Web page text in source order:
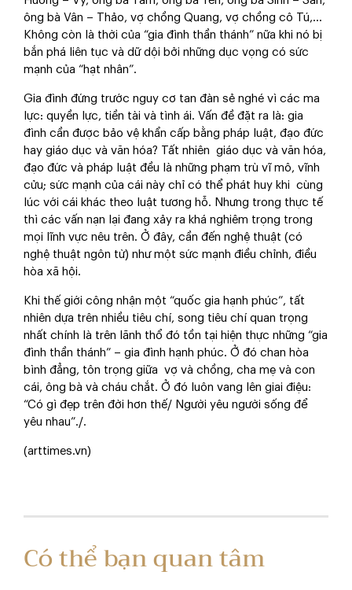
ông bà Vân – Thảo, vợ chồng Quang, vợ chồng cô Tú,...
Không còn là thời của “gia đình thần thánh” nữa khi nó bị
bắn phá liên tục và dữ dội bởi những dục vọng có sức
mạnh của “hạt nhân”.
Gia đình đứng trước nguy cơ tan đàn sẻ nghé vì các ma
lực: quyền lực, tiền tài và tình ái. Vấn đề đặt ra là: gia
đình cần được bảo vệ khẩn cấp bằng pháp luật, đạo đức
hay giáo dục và văn hóa? Tất nhiên giáo dục và văn hóa,
đạo đức và pháp luật đều là những phạm trù vĩ mô, vĩnh
cửu; sức mạnh của cái này chỉ có thể phát huy khi cùng
lúc với cái khác theo luật tương hỗ. Nhưng trong thực tế
thì các vấn nạn lại đang xảy ra khá nghiêm trọng trong
mọi lĩnh vực nêu trên. Ở đây, cần đến nghệ thuật (có
nghệ thuật ngôn từ) như một sức mạnh điều chỉnh, điều
hòa xã hội.
Khi thế giới công nhận một “quốc gia hạnh phúc”, tất
nhiên dựa trên nhiều tiêu chí, song tiêu chí quan trọng
nhất chính là trên lãnh thổ đó tồn tại hiện thực những “gia
đình thần thánh” – gia đình hạnh phúc. Ở đó chan hòa
bình đẳng, tôn trọng giữa vợ và chồng, cha mẹ và con
cái, ông bà và cháu chắt. Ở đó luôn vang lên giai điệu:
“Có gì đẹp trên đời hơn thế/ Người yêu người sống để
yêu nhau”./.
(arttimes.vn)
Có thể bạn quan tâm